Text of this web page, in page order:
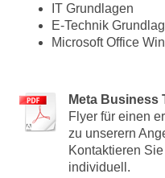
IT Grundlagen
E-Technik
Microsoft Office
Meta Business
Flyer für einen
zu unserern
Kontaktieren
individuell.